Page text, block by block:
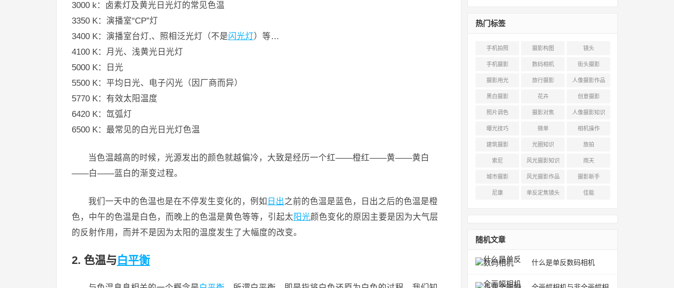
3000 k：卤素灯及黄光日光灯的常见色温
3350 K：演播室“CP”灯
3400 K：演播室台灯,、照相泛光灯（不是闪光灯）等…
4100 K：月光、浅黄光日光灯
5000 K：日光
5500 K：平均日光、电子闪光（因厂商而异）
5770 K：有效太阳温度
6420 K：氙弧灯
6500 K：最常见的白光日光灯色温
当色温越高的时候，光源发出的颜色就越偏冷，大致是经历一个红——橙红——黄——黄白
——白——蓝白的渐变过程。
我们一天中的色温也是在不停发生变化的，例如 日出之前的色温是蓝色，日出之后的色温是橙
色，中午的色温是白色，而晚上的色温是黄色等等，引起太 阳光颜色变化的原因主要是因为大气层
的反射作用，而并不是因为太阳的温度发生了大幅度的改变。
2. 色温与白平衡
热门标签
手机拍照 摄影构图 镜头
手机摄影 数码相机 街头摄影
摄影用光 旅行摄影 人像摄影作品
黑白摄影 花卉 创意摄影
照片调色 摄影对焦 人像摄影知识
曝光技巧 微单 相机操作
建筑摄影 光圈知识 旅拍
索尼 风光摄影知识 雨天
城市摄影 风光摄影作品 摄影新手
尼康 单反定焦镜头 佳能
随机文章
什么是单反数码相机